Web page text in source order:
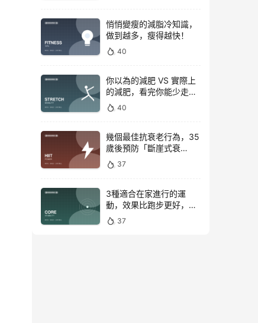
悄悄變瘦的減脂冷知識，
做到越多，瘦得越快！
40
你以為的減肥 VS 實際上
的減肥，看完你能少走彎
路 40
幾個最佳抗衰老行為，35
歲後預防「斷崖式衰
老」！
37
3種適合在家進行的運
動，效果比跑步更好，是
公認的脂肪殺手！
37